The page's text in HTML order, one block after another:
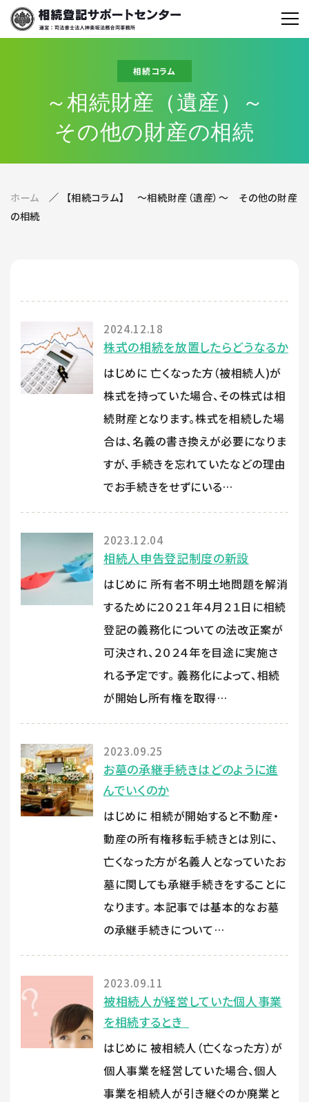
相続コラム
～相続財産（遺産）～
その他の財産の相続
ホーム
【相続コラム】 ～相続財産（遺産）～ その他の財産
の相続
2024.12.18
株式の相続を放置したらどうなるか
はじめに 亡くなった方（被相続人)が
株式を持っていた場合、その株式は相
続財産となります。株式を相続した場
合は、名義の書き換えが必要になりま
すが、手続きを忘れていたなどの理由
でお手続きをせずにいる…
2023.12.04
相続人申告登記制度の新設
はじめに 所有者不明土地問題を解消
するために２０２１年４月２１日に相続
登記の義務化についての法改正案が
可決され、２０２４年を目途に実施さ
れる予定です。 義務化によって、相続
が開始し所有権を取得…
2023.09.25
お墓の承継手続きはどのように進
んでいくのか
はじめに 相続が開始すると不動産・
動産の所有権移転手続きとは別に、
亡くなった方が名義人となっていたお
墓に関しても承継手続きをすることに
なります。 本記事では基本的なお墓
の承継手続きについて…
2023.09.11
被相続人が経営していた個人事業
を相続するとき
はじめに 被相続人（亡くなった方）が
個人事業を経営していた場合、個人
事業を相続人が引き継ぐのか廃業と